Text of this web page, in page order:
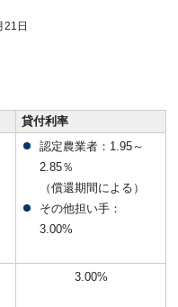
日
貸付利率
認定農業者：1.95～
2.85％
（償還期間による）
その他担い手：
3.00%
3.00%